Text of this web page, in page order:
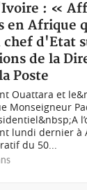
: «
en Afrique
chef d'Etat
de la
Poste
Ouattara et
Monseigneur
lundi dernier à
du 50...